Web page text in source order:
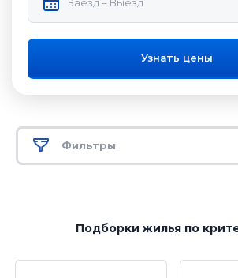
Узнать цены
Фильтры
Подборки жильяпо